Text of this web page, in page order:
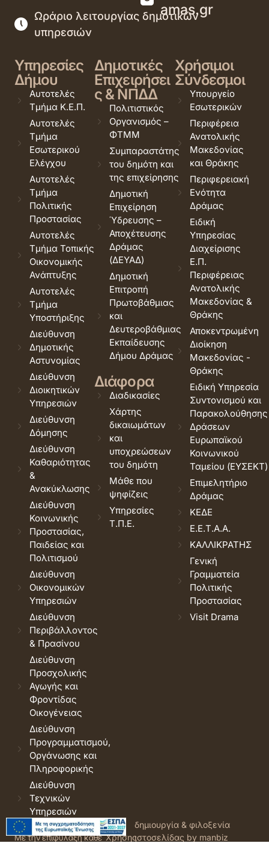
amas.gr
Ωράριο λειτουργίας δημοτικών
υπηρεσιών
Υπηρεσίες
Δήμου
Αυτοτελές
Τμήμα Κ.Ε.Π.
Αυτοτελές
Τμήμα
Εσωτερικού
Ελέγχου
Αυτοτελές
Τμήμα
Πολιτικής
Προστασίας
Αυτοτελές
Τμήμα Τοπικής
Οικονομικής
Ανάπτυξης
Αυτοτελές
Τμήμα
Υποστήριξης
Διεύθυνση
Δημοτικής
Αστυνομίας
Διεύθυνση
Διοικητικών
Υπηρεσιών
Διεύθυνση
Δόμησης
Διεύθυνση
Καθαριότητας
&
Ανακύκλωσης
Διεύθυνση
Κοινωνικής
Προστασίας,
Παιδείας και
Πολιτισμού
Διεύθυνση
Οικονομικών
Υπηρεσιών
Διεύθυνση
Περιβάλλοντος
& Πρασίνου
Διεύθυνση
Προσχολικής
Αγωγής και
Φροντίδας
Οικογένειας
Διεύθυνση
Προγραμματισμού,
Οργάνωσης και
Πληροφορικής
Διεύθυνση
Τεχνικών
Υπηρεσιών
Δημοτικές
Επιχειρήσει
ς & ΝΠΔΔ
Πολιτιστικός
Οργανισμός –
ΦΤΜΜ
Συμπαραστάτης
του δημότη και
της επιχείρησης
Δημοτική
Επιχείρηση
Ύδρευσης –
Αποχέτευσης
Δράμας
(ΔΕΥΑΔ)
Δημοτική
Επιτροπή
Πρωτοβάθμιας
και
Δευτεροβάθμιας
Εκπαίδευσης
Δήμου Δράμας
Διάφορα
Διαδικασίες
Χάρτης
δικαιωμάτων
και
υποχρεώσεων
του δημότη
Μάθε που
ψηφίζεις
Υπηρεσίες
Τ.Π.Ε.
Χρήσιμοι
Σύνδεσμοι
Υπουργείο
Εσωτερικών
Περιφέρεια
Ανατολικής
Μακεδονίας
και Θράκης
Περιφερειακή
Ενότητα
Δράμας
Ειδική
Υπηρεσίας
Διαχείρισης
Ε.Π.
Περιφέρειας
Ανατολικής
Μακεδονίας &
Θράκης
Αποκεντρωμένη
Διοίκηση
Μακεδονίας -
Θράκης
Ειδική Υπηρεσία
Συντονισμού και
Παρακολούθησης
Δράσεων
Ευρωπαϊκού
Κοινωνικού
Ταμείου (ΕΥΣΕΚΤ)
Επιμελητήριο
Δράμας
ΚΕΔΕ
Ε.Ε.Τ.Α.Α.
ΚΑΛΛΙΚΡΑΤΗΣ
Γενική
Γραμματεία
Πολιτικής
Προστασίας
Visit Drama
© 2026 Δήμος Δράμας.
Με την επιφύλαξη κάθε
Όροι
Χρήσης
δημιουργία & φιλοξενία
ιστοσελίδας by manbiz